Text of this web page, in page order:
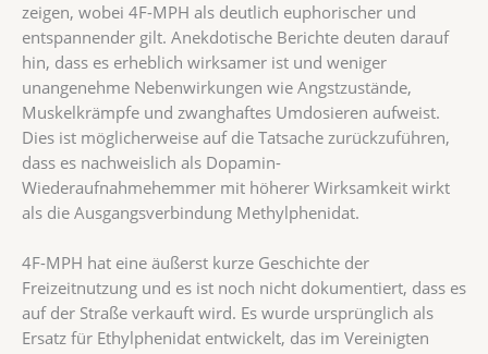
zeigen, wobei 4F-MPH als deutlich euphorischer und
entspannender gilt. Anekdotische Berichte deuten darauf
hin, dass es erheblich wirksamer ist und weniger
unangenehme Nebenwirkungen wie Angstzustände,
Muskelkrämpfe und zwanghaftes Umdosieren aufweist.
Dies ist möglicherweise auf die Tatsache zurückzuführen,
dass es nachweislich als Dopamin-
Wiederaufnahmehemmer mit höherer Wirksamkeit wirkt
als die Ausgangsverbindung Methylphenidat.
4F-MPH hat eine äußerst kurze Geschichte der
Freizeitnutzung und es ist noch nicht dokumentiert, dass es
auf der Straße verkauft wird. Es wurde ursprünglich als
Ersatz für Ethylphenidat entwickelt, das im Vereinigten